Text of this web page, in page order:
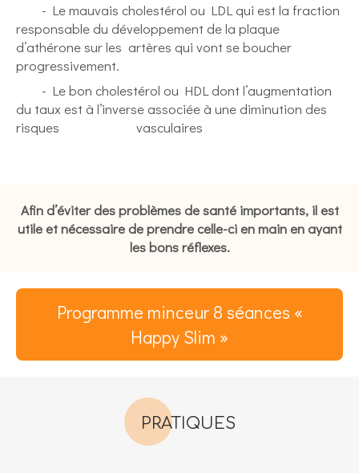
- Le mauvais cholestérol ou LDL qui est la fraction
responsable du développement de la plaque
d’athérone sur les artères qui vont se boucher
progressivement.
- Le bon cholestérol ou HDL dont l’augmentation
du taux est à l’inverse associée à une diminution des
risques vasculaires
Afin d’éviter des problèmes de santé importants, il est
utile et nécessaire de prendre celle-ci en main en ayant
les bons réflexes.
Programme minceur 8 séances «
Happy Slim »
PRATIQUES